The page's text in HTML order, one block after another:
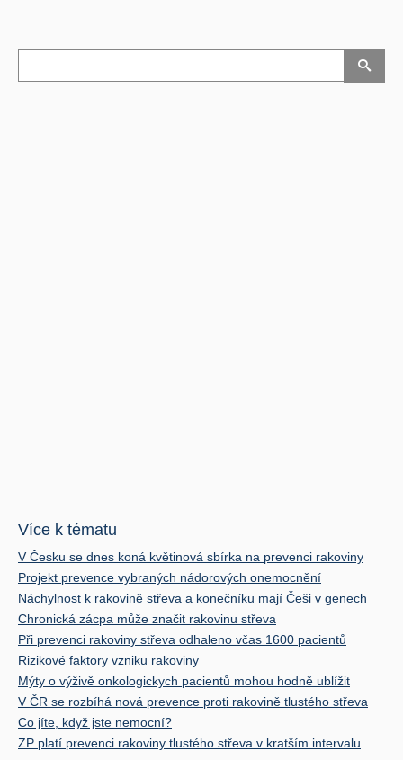
Více k tématu
V Česku se dnes koná květinová sbírka na prevenci rakoviny
Projekt prevence vybraných nádorových onemocnění
Náchylnost k rakovině střeva a konečníku mají Češi v genech
Chronická zácpa může značit rakovinu střeva
Při prevenci rakoviny střeva odhaleno včas 1600 pacientů
Rizikové faktory vzniku rakoviny
Mýty o výživě onkologickych pacientů mohou hodně ublížit
V ČR se rozbíhá nová prevence proti rakovině tlustého střeva
Co jíte, když jste nemocní?
ZP platí prevenci rakoviny tlustého střeva v kratším intervalu